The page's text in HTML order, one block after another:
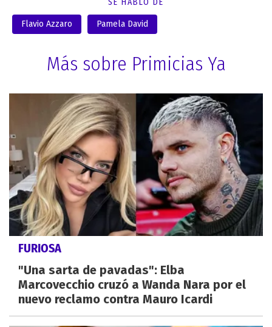
Flavio Azzaro Pamela David
Más sobre Primicias Ya
FURIOSA
"Una sarta de pavadas": Elba
Marcovecchio cruzó a Wanda Nara por el
nuevo reclamo contra Mauro Icardi